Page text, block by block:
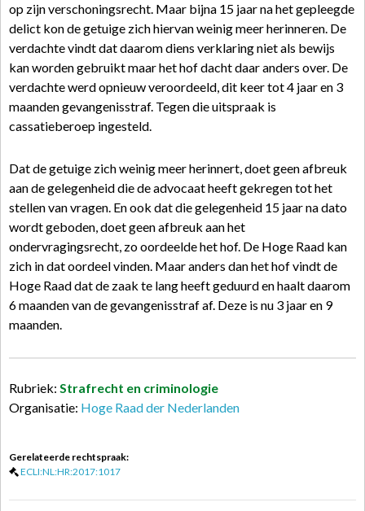
op zijn verschoningsrecht. Maar bijna 15 jaar na het gepleegde
delict kon de getuige zich hiervan weinig meer herinneren. De
verdachte vindt dat daarom diens verklaring niet als bewijs
kan worden gebruikt maar het hof dacht daar anders over. De
verdachte werd opnieuw veroordeeld, dit keer tot 4 jaar en 3
maanden gevangenisstraf. Tegen die uitspraak is
cassatieberoep ingesteld.
Dat de getuige zich weinig meer herinnert, doet geen afbreuk
aan de gelegenheid die de advocaat heeft gekregen tot het
stellen van vragen. En ook dat die gelegenheid 15 jaar na dato
wordt geboden, doet geen afbreuk aan het
ondervragingsrecht, zo oordeelde het hof. De Hoge Raad kan
zich in dat oordeel vinden. Maar anders dan het hof vindt de
Hoge Raad dat de zaak te lang heeft geduurd en haalt daarom
6 maanden van de gevangenisstraf af. Deze is nu 3 jaar en 9
maanden.
Rubriek: Strafrecht en criminologie
Organisatie: Hoge Raad der Nederlanden
Gerelateerde rechtspraak:
ECLI:NL:HR:2017:1017